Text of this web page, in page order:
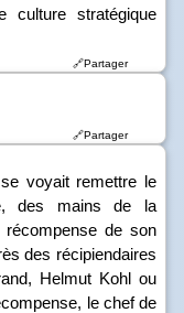
culture stratégique
🔗Partager
🔗Partager
voyait remettre le
des mains de la
récompense de son
des récipiendaires
Helmut Kohl ou
le chef de